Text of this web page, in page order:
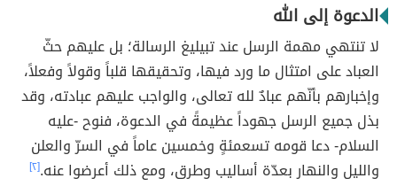
الدعوة إلى الله
لا تنتهي مهمة الرسل عند تبيليغ الرسالة؛ بل عليهم حثّ
العباد على امتثال ما ورد فيها، وتحقيقها قلباً وقولاً وفعلاً،
وإخبارهم بأنّهم عبادٌ لله تعالى، والواجب عليهم عبادته، وقد
بذل جميع الرسل جهوداً عظيمةً في الدعوة، فنوح -عليه
السلام- دعا قومه تسعمئةٍ وخمسين عاماً في السرّ والعلن
والليل والنهار بعدّة أساليب وطرق، ومع ذلك أعرضوا عنه.[٢]